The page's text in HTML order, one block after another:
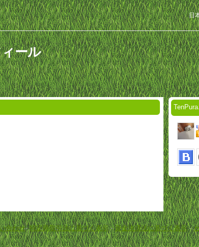
日
ール
合わせ-特定商取引法に基づく表示-資金決済法に基づく表示-